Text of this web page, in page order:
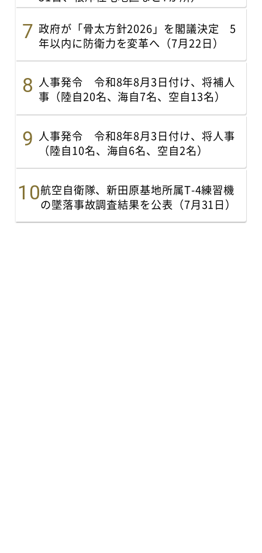
政府が「骨太方針2026」を閣議決定 5
年以内に防衛力を変革へ（7月22日）
人事発令 令和8年8月3日付け、将補人
事（陸自20名、海自7名、空自13名）
人事発令 令和8年8月3日付け、将人事
（陸自10名、海自6名、空自2名）
航空自衛隊、新田原基地所属T-4練習機
の墜落事故調査結果を公表（7月31日）